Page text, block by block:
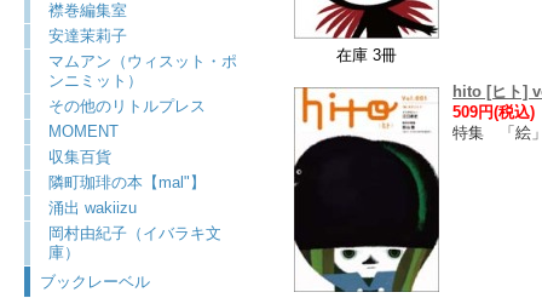
襟巻編集室
安達茉莉子
マムアン（ウィスット・ポ
ンニミット）
その他のリトルプレス
MOMENT
収集百貨
隣町珈琲の本【mal"】
涌出 wakiizu
岡村由紀子（イバラキ文
庫）
ブックレーベル
在庫 3冊
hito [ヒト]
509円(税込)
特集 「絵